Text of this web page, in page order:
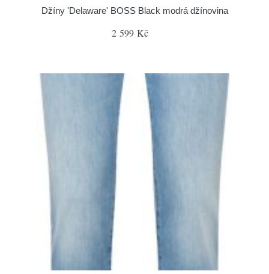
Džíny 'Delaware' BOSS Black modrá džínovina
2 599 Kč